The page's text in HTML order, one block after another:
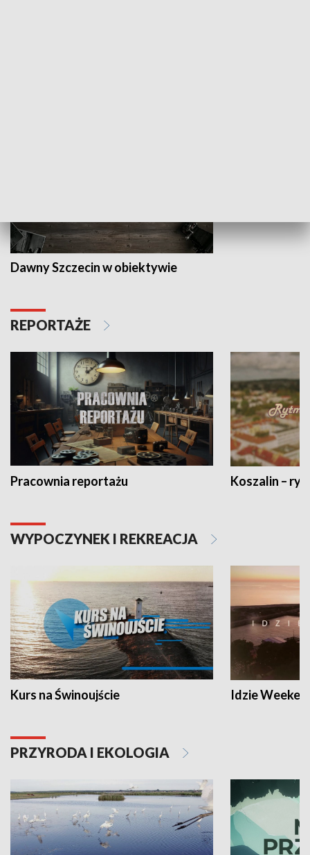
Dawny Szczecin w obiektywie
REPORTAŻE
Pracownia reportażu Koszalin –
WYPOCZYNEK I REKREACJA
Kurs na Świnoujście Idzie
PRZYRODA I EKOLOGIA